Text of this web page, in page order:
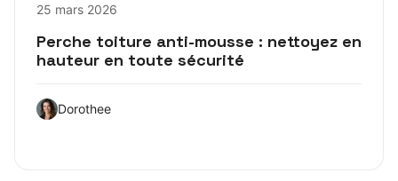
25 mars 2026
Perche toiture anti-mousse : nettoyez en
hauteur en toute sécurité
Dorothee